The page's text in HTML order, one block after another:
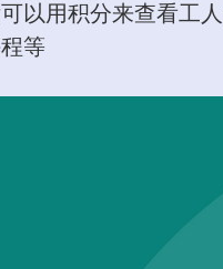
以用积分来查看工
等